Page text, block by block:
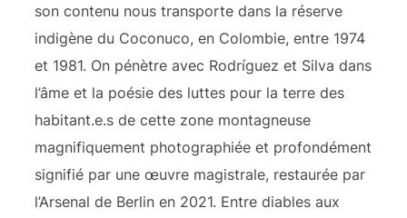
son contenu nous transporte dans la réserve
indigène du Coconuco, en Colombie, entre 1974
et 1981. On pénètre avec Rodríguez et Silva dans
l’âme et la poésie des luttes pour la terre des
habitant.e.s de cette zone montagneuse
magnifiquement photographiée et profondément
signifié par une œuvre magistrale, restaurée par
l’Arsenal de Berlin en 2021. Entre diables aux